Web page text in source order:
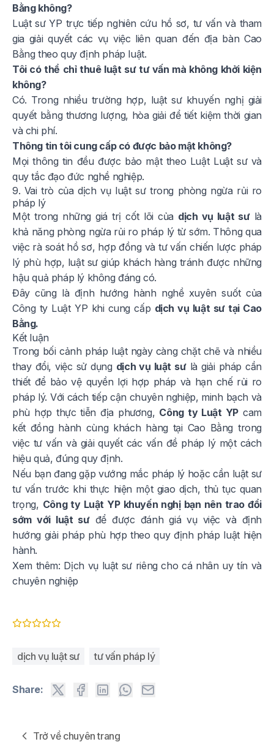
Bằng không?
Luật sư YP trực tiếp nghiên cứu hồ sơ, tư vấn và tham
gia giải quyết các vụ việc liên quan đến địa bàn Cao
Bằng theo quy định pháp luật.
Tôi có thể chỉ thuê luật sư tư vấn mà không khởi kiện
không?
Có. Trong nhiều trường hợp, luật sư khuyến nghị giải
quyết bằng thương lượng, hòa giải để tiết kiệm thời gian
và chi phí.
Thông tin tôi cung cấp có được bảo mật không?
Mọi thông tin đều được bảo mật theo Luật Luật sư và
quy tắc đạo đức nghề nghiệp.
9. Vai trò của dịch vụ luật sư trong phòng ngừa rủi ro
pháp lý
Một trong những giá trị cốt lõi của dịch vụ luật sưlà
khả năng phòng ngừa rủi ro pháp lý từ sớm. Thông qua
việc rà soát hồ sơ, hợp đồng và tư vấn chiến lược pháp
lý phù hợp, luật sư giúp khách hàng tránh được những
hậu quả pháp lý không đáng có.
Đây cũng là định hướng hành nghề xuyên suốt của
Công ty Luật YP khi cung cấp dịch vụ luật sư tại Cao
Bằng.
Kết luận
Trong bối cảnh pháp luật ngày càng chặt chẽ và nhiều
thay đổi, việc sử dụng dịch vụ luật sưlà giải pháp cần
thiết để bảo vệ quyền lợi hợp pháp và hạn chế rủi ro
pháp lý. Với cách tiếp cận chuyên nghiệp, minh bạch và
phù hợp thực tiễn địa phương, Công ty Luật YP cam
kết đồng hành cùng khách hàng tại Cao Bằng trong
việc tư vấn và giải quyết các vấn đề pháp lý một cách
hiệu quả, đúng quy định.
Nếu bạn đang gặp vướng mắc pháp lý hoặc cần luật sư
tư vấn trước khi thực hiện một giao dịch, thủ tục quan
trọng, Công ty Luật YP khuyến nghị bạn nên trao đổi
sớm với luật sưđể được đánh giá vụ việc và định
hướng giải pháp phù hợp theo quy định pháp luật hiện
hành.
Xem thêm: Dịch vụ luật sư riêng cho cá nhân uy tín và
chuyên nghiệp
dịch vụ luật sư tư vấn pháp lý
Share:
Trở về chuyên trang